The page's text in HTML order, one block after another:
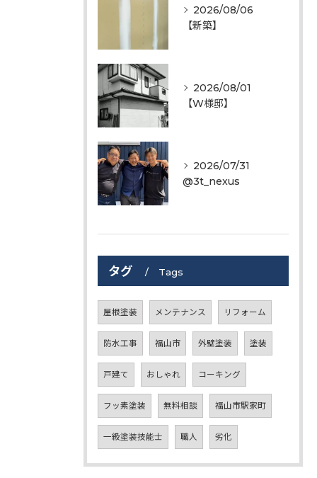
2026/08/06
【新築】
2026/08/01
【W様邸】
2026/07/31
@3t_nexus
タグ Tags
屋根塗装 メンテナンス リフォーム
防水工事 福山市 外壁塗装 塗装
戸建て おしゃれ コーキング
フッ素塗装 無料相談 福山市駅家町
一級塗装技能士 職人 劣化